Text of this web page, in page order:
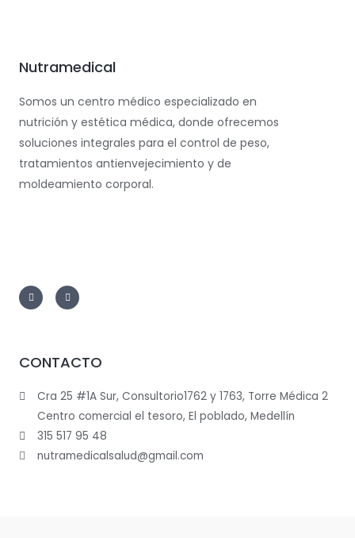
Nutramedical
Somos un centro médico especializado en
nutrición y estética médica, donde ofrecemos
soluciones integrales para el control de peso,
tratamientos antienvejecimiento y de
moldeamiento corporal.
CONTACTO
Cra 25 #1A Sur, Consultorio1762 y 1763, Torre Médica 2
Centro comercial el tesoro, El poblado, Medellín
315 517 95 48
nutramedicalsalud@gmail.com